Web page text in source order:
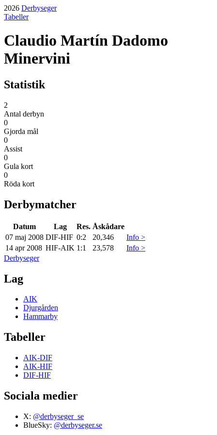
2026 Derbyseger
Tabeller
Claudio Martín Dadomo
Minervini
Statistik
2
Antal derbyn
0
Gjorda mål
0
Assist
0
Gula kort
0
Röda kort
Derbymatcher
Datum Lag Res. Åskådare
07 maj 2008 DIF-HIF 0:2 20,346
Info >
14 apr 2008 HIF-AIK 1:1 23,578
Info >
Derbyseger
Lag
AIK
Djurgården
Hammarby
Tabeller
AIK-DIF
AIK-HIF
DIF-HIF
Sociala medier
X: @derbyseger_se
BlueSky: @derbyseger.se